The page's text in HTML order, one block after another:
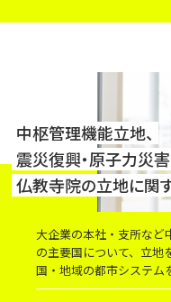
中枢管理機能立地、
震災復興・原子力災害
仏教寺院の立地に関
大企業の本社・支所など
の主要国について、立地
国・地域の都市システム